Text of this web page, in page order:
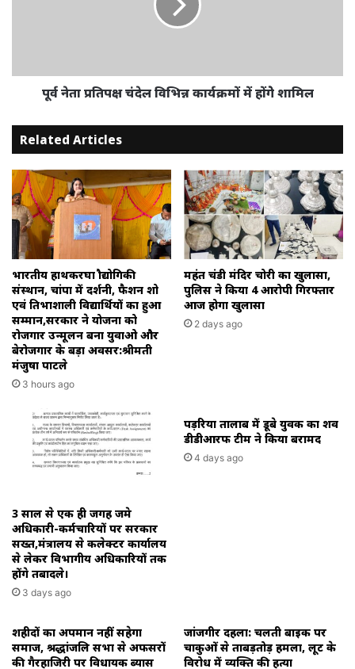
शामिल
पूर्व नेता प्रतिपक्ष चंदेल विभिन्न कार्यक्रमों में होंगेे शामिल
Related Articles
भारतीय हाथकरघा प्रौद्योगिकी
संस्थान, चांपा में प्रदर्शनी, फैशन शो
एवं प्रतिभाशाली विद्यार्थियों का हुआ
सम्मान,सरकार ने योजना को
रोजगार उन्मूलन बना युवाओ और
बेरोजगार के बड़ा अवसर:श्रीमती
मंजुषा पाटले
3 hours ago
महंत चंडी मंदिर चोरी का खुलासा,
पुलिस ने किया 4 आरोपी गिरफ्तार
आज होगा खुलासा
2 days ago
3 साल से एक ही जगह जमे
अधिकारी-कर्मचारियों पर सरकार
सख्त,मंत्रालय से कलेक्टर कार्यालय
से लेकर विभागीय अधिकारियों तक
होंगे तबादले।
3 days ago
पड़रिया तालाब में डूबे युवक का शव
डीडीआरफ टीम ने किया बरामद
4 days ago
शहीदों का अपमान नहीं सहेगा
समाज, श्रद्धांजलि सभा से अफसरों
की गैरहाजिरी पर विधायक ब्यास
जांजगीर दहला: चलती बाइक पर
चाकुओं से ताबड़तोड़ हमला, लूट के
विरोध में व्यक्ति की हत्या